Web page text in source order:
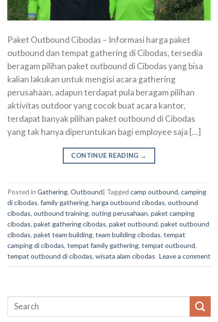
Paket Outbound Cibodas – Informasi harga paket
outbound dan tempat gathering di Cibodas, tersedia
beragam pilihan paket outbound di Cibodas yang bisa
kalian lakukan untuk mengisi acara gathering
perusahaan, adapun terdapat pula beragam pilihan
aktivitas outdoor yang cocok buat acara kantor,
terdapat banyak pilihan paket outbound di Cibodas
yang tak hanya diperuntukan bagi employee saja […]
CONTINUE READING →
Posted in Gathering, Outbound| Tagged camp outbound, camping
di cibodas, family gathering, harga outbound cibodas, outbound
cibodas, outbound training, outing perusahaan, paket camping
cibodas, paket gathering cibodas, paket outbound, paket outbound
cibodas, paket team building, team building cibodas, tempat
camping di cibodas, tempat family gathering, tempat outbound,
tempat outbound di cibodas, wisata alam cibodas Leave a comment